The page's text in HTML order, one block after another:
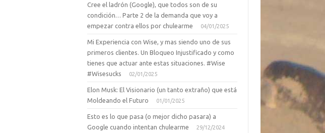
Cree el ladrón (Google), que todos son de su
condición… Parte 2 de la demanda que voy a
empezar contra ellos por chulearme
04/01/2025
Mi Experiencia con Wise, y mas siendo uno de sus
primeros clientes. Un Bloqueo Injustificado y como
tienes que actuar ante estas situaciones. #Wise
#Wisesucks
02/01/2025
Elon Musk: El Visionario (un tanto extraño) que está
Moldeando el Futuro
01/01/2025
Esto es lo que pasa (o mejor dicho pasara) a
Google cuando intentan chulearme
29/12/2024